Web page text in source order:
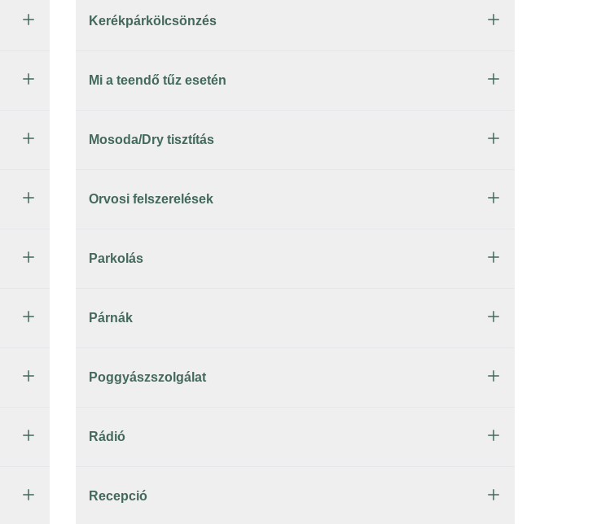
Kerékpárkölcsönzés
Mi a teendő tűz esetén
Mosoda/Dry tisztítás
Orvosi felszerelések
Parkolás
Párnák
Poggyászszolgálat
Rádió
Recepció